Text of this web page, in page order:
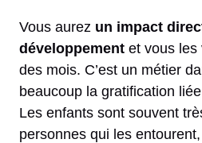
Vous aurez un impact
développement et vous les
des mois. C’est un métier
beaucoup la gratification
Les enfants sont souvent
personnes qui les